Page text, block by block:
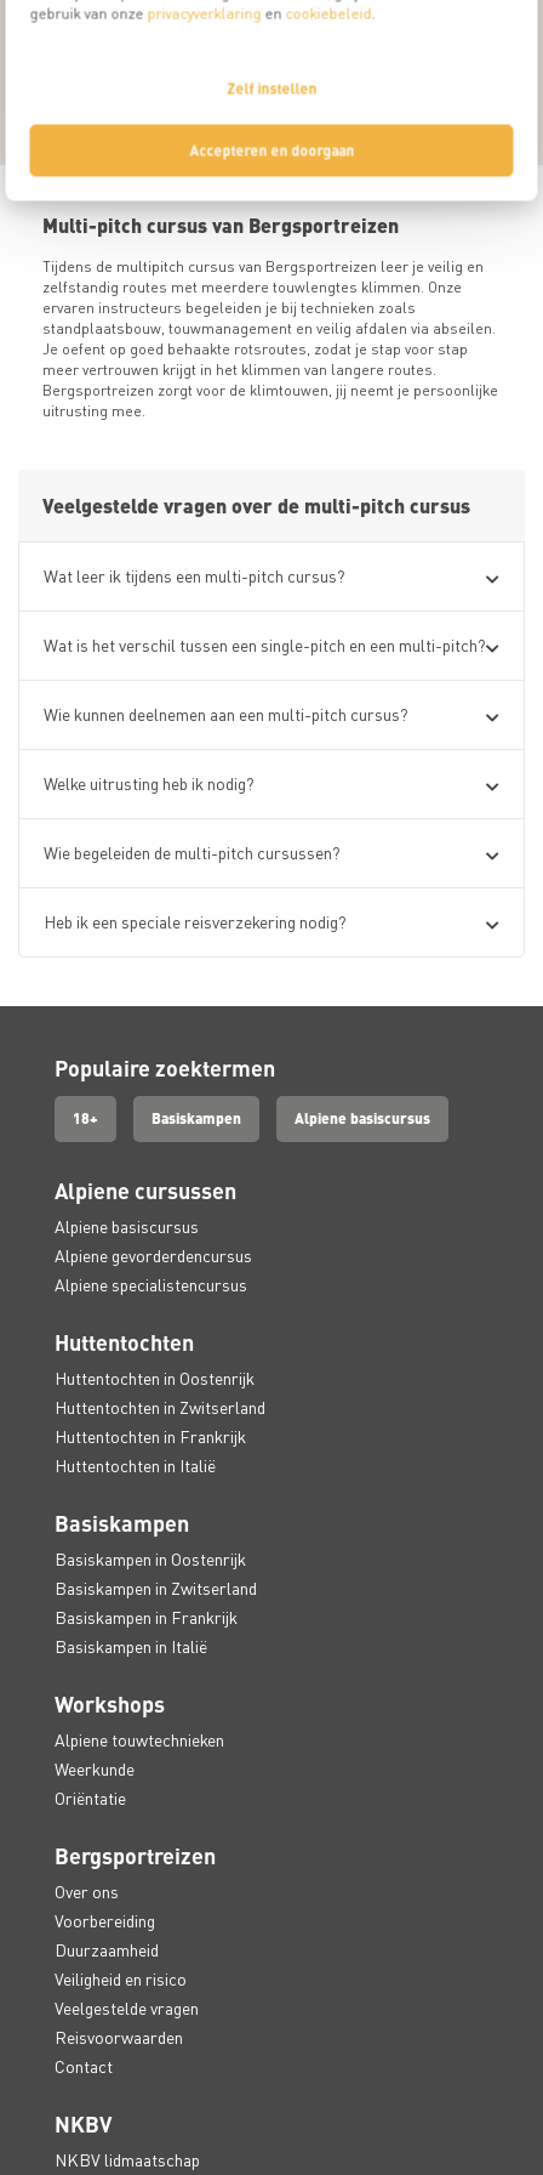
gebruik van onze privacyverklaring en cookiebeleid.
Zelf instellen
Accepteren en doorgaan
Multi-pitch cursus van Bergsportreizen
Tijdens de multipitch cursus van Bergsportreizen leer je veilig en
zelfstandig routes met meerdere touwlengtes klimmen. Onze
ervaren instructeurs begeleiden je bij technieken zoals
standplaatsbouw, touwmanagement en veilig afdalen via abseilen.
Je oefent op goed behaakte rotsroutes, zodat je stap voor stap
meer vertrouwen krijgt in het klimmen van langere routes.
Bergsportreizen zorgt voor de klimtouwen, jij neemt je persoonlijke
uitrusting mee.
Veelgestelde vragen over de multi-pitch cursus
Wat leer ik tijdens een multi-pitch cursus?
Wat is het verschil tussen een single-pitch en een multi-pitch?
Wie kunnen deelnemen aan een multi-pitch cursus?
Welke uitrusting heb ik nodig?
Wie begeleiden de multi-pitch cursussen?
Heb ik een speciale reisverzekering nodig?
Populaire zoektermen
18+ Basiskampen Alpiene basiscursus
Alpiene cursussen
Alpiene basiscursus
Alpiene gevorderdencursus
Alpiene specialistencursus
Huttentochten
Huttentochten in Oostenrijk
Huttentochten in Zwitserland
Huttentochten in Frankrijk
Huttentochten in Italië
Basiskampen
Basiskampen in Oostenrijk
Basiskampen in Zwitserland
Basiskampen in Frankrijk
Basiskampen in Italië
Workshops
Alpiene touwtechnieken
Weerkunde
Oriëntatie
Bergsportreizen
Over ons
Voorbereiding
Duurzaamheid
Veiligheid en risico
Veelgestelde vragen
Reisvoorwaarden
Contact
NKBV
NKBV lidmaatschap